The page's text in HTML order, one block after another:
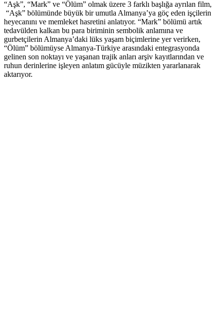
“Aşk”, “Mark” ve “Ölüm” olmak üzere 3 farklı başlığa ayrılan film,
“Aşk” bölümünde büyük bir umutla Almanya’ya göç eden işçilerin
heyecanını ve memleket hasretini anlatıyor. “Mark” bölümü artık
tedavülden kalkan bu para biriminin sembolik anlamına ve
gurbetçilerin Almanya’daki lüks yaşam biçimlerine yer verirken,
“Ölüm” bölümüyse Almanya-Türkiye arasındaki entegrasyonda
gelinen son noktayı ve yaşanan trajik anları arşiv kayıtlarından ve
ruhun derinlerine işleyen anlatım gücüyle müzikten yararlanarak
aktarıyor.